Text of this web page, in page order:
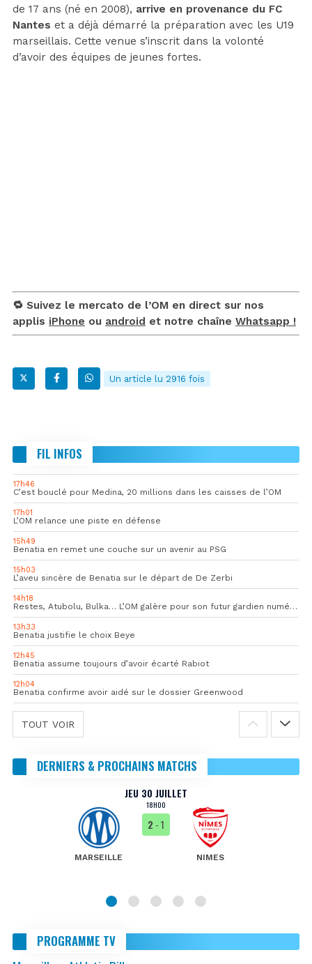
de 17 ans (né en 2008), arrive en provenance du FC
Nantes et a déjà démarré la préparation avec les U19
marseillais. Cette venue s’inscrit dans la volonté
d’avoir des équipes de jeunes fortes.
🔁 Suivez le mercato de l’OM en direct sur nos
applis iPhone ou android et notre chaîne Whatsapp !
Un article lu 2916 fois
FIL INFOS
17h46
C’est bouclé pour Medina, 20 millions dans les caisses de l’OM
17h01
L’OM relance une piste en défense
15h49
Benatia en remet une couche sur un avenir au PSG
15h03
L’aveu sincère de Benatia sur le départ de De Zerbi
14h18
Restes, Atubolu, Bulka… L’OM galère pour son futur gardien numéro 1
13h33
Benatia justifie le choix Beye
12h45
Benatia assume toujours d’avoir écarté Rabiot
12h04
Benatia confirme avoir aidé sur le dossier Greenwood
TOUT VOIR
DERNIERS & PROCHAINS MATCHS
JEU 30 JUILLET
18H00
MARSEILLE
2 - 1
NIMES
PROGRAMME TV